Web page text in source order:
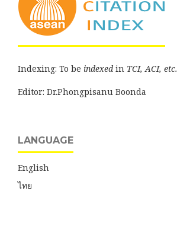
Indexing: To be indexed in TCI, ACI, etc.
Editor: Dr.Phongpisanu Boonda
LANGUAGE
English
ไทย